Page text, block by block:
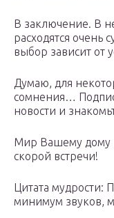
В заключение. В
расходятся очень
выбор зависит от
Думаю, для
сомнения…
новости и
Мир Вашему дому
скорой встречи!
Цитата мудрости:
минимум звуков,